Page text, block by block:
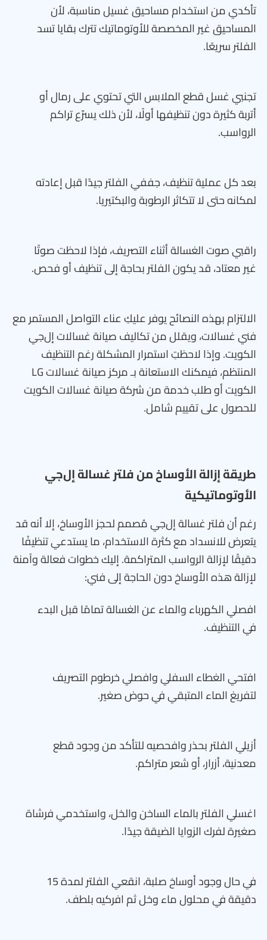
تأكدي من استخدام مساحيق غسيل مناسبة، لأن
المساحيق غير المخصصة للأوتوماتيك تترك بقايا تسد
الفلتر سريعًا.
تجنبي غسل قطع الملابس التي تحتوي على رمال أو
أتربة كثيرة دون تنظيفها أولًا، لأن ذلك يسرّع تراكم
الرواسب.
بعد كل عملية تنظيف، جففي الفلتر جيدًا قبل إعادته
لمكانه حتى لا تتكاثر الرطوبة والبكتيريا.
راقبي صوت الغسالة أثناء التصريف، فإذا لاحظت صوتًا
غير معتاد، قد يكون الفلتر بحاجة إلى تنظيف أو فحص.
الالتزام بهذه النصائح يوفر عليكِ عناء التواصل المستمر مع
فني غسالات، ويقلل من تكاليف صيانة غسالات إل‌جي
الكويت. وإذا لاحظتِ استمرار المشكلة رغم التنظيف
المنتظم، فيمكنك الاستعانة بـ مركز صيانة غسالات LG
الكويت أو طلب خدمة من شركة صيانة غسالات الكويت
للحصول على تقييم شامل.
طريقة إزالة الأوساخ من فلتر غسالة إل‌جي
الأوتوماتيكية
رغم أن فلتر غسالة إل‌جي مُصمم لحجز الأوساخ، إلا أنه قد
يتعرض للانسداد مع كثرة الاستخدام، ما يستدعي تنظيفًا
دقيقًا لإزالة الرواسب المتراكمة. إليك خطوات فعالة وآمنة
لإزالة هذه الأوساخ دون الحاجة إلى فني:
افصلي الكهرباء والماء عن الغسالة تمامًا قبل البدء
في التنظيف.
افتحي الغطاء السفلي وافصلي خرطوم التصريف
لتفريغ الماء المتبقي في حوض صغير.
أزيلي الفلتر بحذر وافحصيه للتأكد من وجود قطع
معدنية، أزرار، أو شعر متراكم.
اغسلي الفلتر بالماء الساخن والخل، واستخدمي فرشاة
صغيرة لفرك الزوايا الضيقة جيدًا.
في حال وجود أوساخ صلبة، انقعي الفلتر لمدة 15
دقيقة في محلول ماء وخل ثم افركيه بلطف.